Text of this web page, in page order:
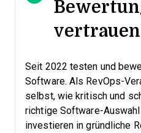
Seit 2022 testen und
Software. Als RevOps-
selbst, wie kritisch und
richtige Software-
investieren in gründliche